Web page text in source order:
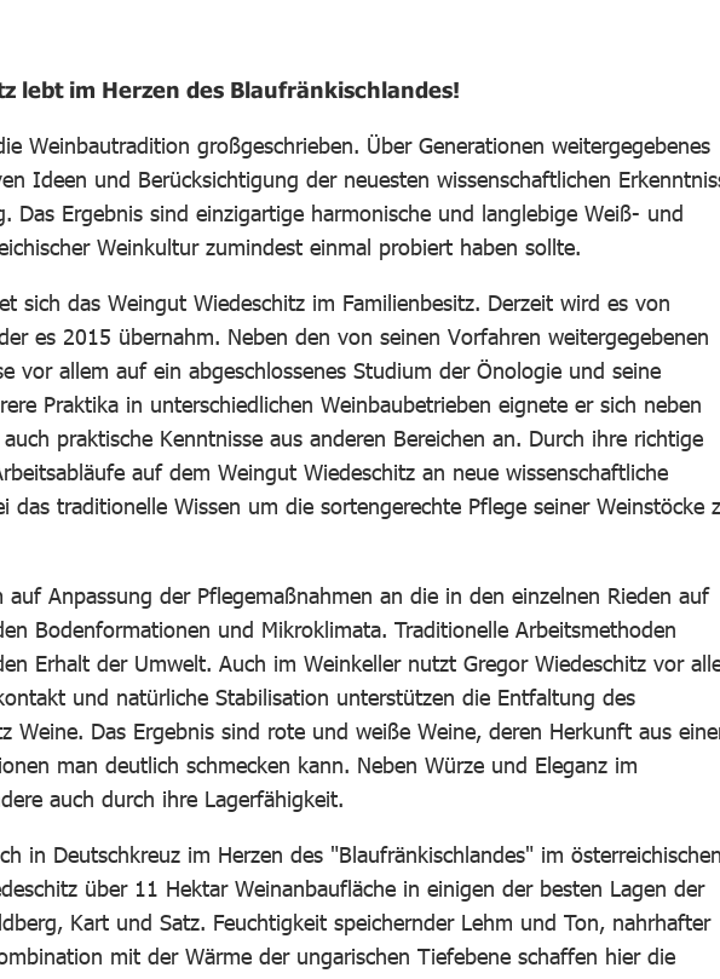
lebt im Herzen des Blaufränkischlandes!
Weinbautradition großgeschrieben. Über Generationen weitergegebenes
Ideen und Berücksichtigung der neuesten wissenschaftlichen
Das Ergebnis sind einzigartige harmonische und langlebige Weiß- und
Weinkultur zumindest einmal probiert haben sollte.
sich das Weingut Wiedeschitz im Familienbesitz. Derzeit wird es von
es 2015 übernahm. Neben den von seinen Vorfahren weitergegebenen
vor allem auf ein abgeschlossenes Studium der Önologie und seine
Praktika in unterschiedlichen Weinbaubetrieben eignete er sich neben
praktische Kenntnisse aus anderen Bereichen an. Durch ihre richtige
auf dem Weingut Wiedeschitz an neue wissenschaftliche
das traditionelle Wissen um die sortengerechte Pflege seiner Weinstöcke
Anpassung der Pflegemaßnahmen an die in den einzelnen Rieden auf
Bodenformationen und Mikroklimata. Traditionelle Arbeitsmethoden
Erhalt der Umwelt. Auch im Weinkeller nutzt Gregor Wiedeschitz vor
und natürliche Stabilisation unterstützen die Entfaltung des
Weine. Das Ergebnis sind rote und weiße Weine, deren Herkunft aus
man deutlich schmecken kann. Neben Würze und Eleganz im
auch durch ihre Lagerfähigkeit.
in Deutschkreuz im Herzen des "Blaufränkischlandes" im österreichischen
über 11 Hektar Weinanbaufläche in einigen der besten Lagen der
Kart und Satz. Feuchtigkeit speichernder Lehm und Ton, nahrhafter
mit der Wärme der ungarischen Tiefebene schaffen hier die